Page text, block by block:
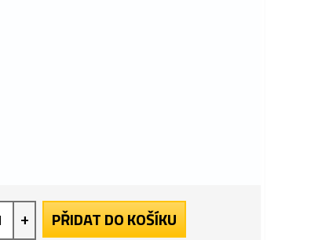
+ PŘIDAT DO KOŠÍKU